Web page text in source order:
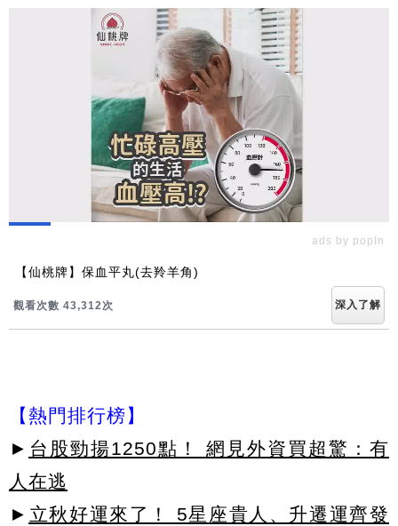
ads by popIn
【仙桃牌】保血平丸(去羚羊角)
觀看次數 43,312次 深入了解
【熱門排行榜】
► 台股勁揚1250點！ 網見外資買超驚：有
人在逃
► 立秋好運來了！ 5星座貴人、升遷運齊發